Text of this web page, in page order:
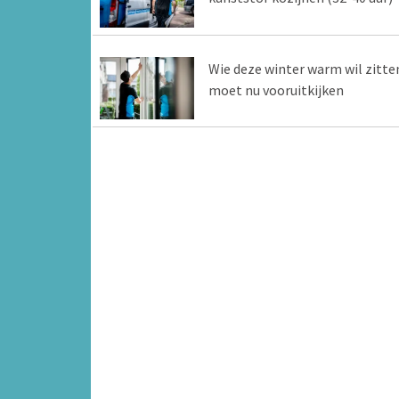
Wie deze winter warm wil
moet nu vooruitkijken